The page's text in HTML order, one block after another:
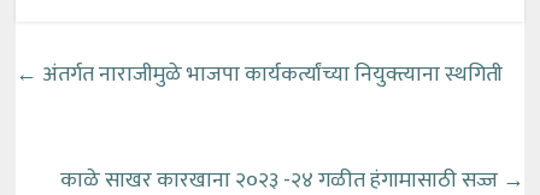
← अंतर्गत नाराजीमुळे भाजपा कार्यकर्त्यांच्या नियुक्त्याना स्थगिती
काळे साखर कारखाना २०२३ -२४ गळीत हंगामासाठी सज्ज →